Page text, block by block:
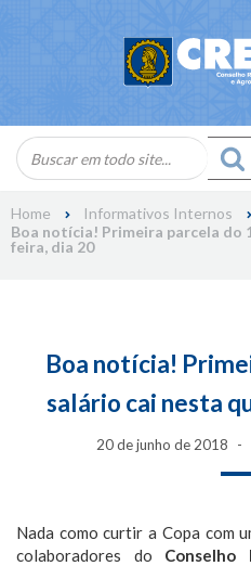
Home
Informativos Internos
Boa notícia! Primeira parcela do
feira, dia 20
Boa notícia!
salário cai nesta
20 de junho de 2018
Nada como curtir a Copa com
colaboradores do Conselho